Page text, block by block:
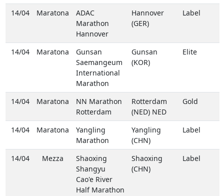
14/04 Maratona
ADAC
Marathon
Hannover
Hannover
(GER)
Label
14/04 Maratona
Gunsan
Saemangeum
International
Marathon
Gunsan
(KOR)
Elite
14/04 Maratona
NN Marathon
Rotterdam
Rotterdam
(NED) NED
Gold
14/04 Maratona
Yangling
Marathon
Yangling
(CHN)
Label
14/04 Mezza
Shaoxing
Shangyu
Cao'e River
Half Marathon
Shaoxing
(CHN)
Label